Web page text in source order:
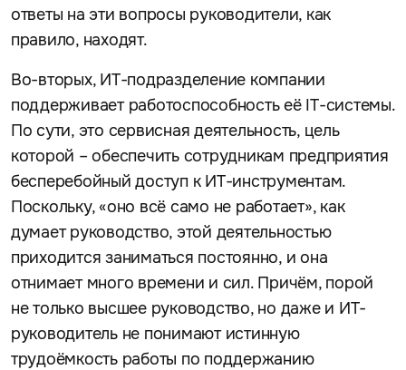
ответы на эти вопросы руководители, как
правило, находят.
Во-вторых, ИТ-подразделение компании
поддерживает работоспособность её IT-системы.
По сути, это сервисная деятельность, цель
которой – обеспечить сотрудникам предприятия
бесперебойный доступ к ИТ-инструментам.
Поскольку, «оно всё само не работает», как
думает руководство, этой деятельностью
приходится заниматься постоянно, и она
отнимает много времени и сил. Причём, порой
не только высшее руководство, но даже и ИТ-
руководитель не понимают истинную
трудоёмкость работы по поддержанию